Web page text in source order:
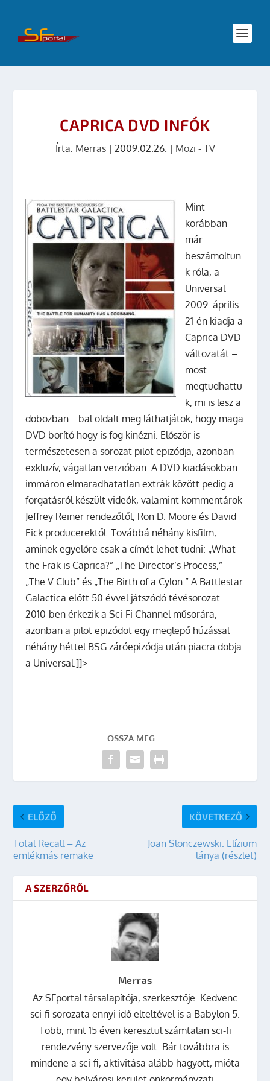
CAPRICA DVD INFÓK
Írta: Merras| 2009.02.26. | Mozi - TV
Mint
korábban
már
beszámoltun
k róla, a
Universal
2009. április
21-én kiadja a
Caprica DVD
változatát –
most
megtudhattu
k, mi is lesz a
dobozban… bal oldalt meg láthatjátok, hogy maga
DVD borító hogy is fog kinézni. Először is
természetesen a sorozat pilot epizódja, azonban
exkluzív, vágatlan verzióban. A DVD kiadásokban
immáron elmaradhatatlan extrák között pedig a
forgatásról készült videók, valamint kommentárok
Jeffrey Reiner rendezőtől, Ron D. Moore és David
Eick producerektől. Továbbá néhány kisfilm,
aminek egyelőre csak a címét lehet tudni: „What
the Frak is Caprica?” „The Director’s Process,”
„The V Club” és „The Birth of a Cylon.” A Battlestar
Galactica előtt 50 évvel játszódó tévésorozat
2010-ben érkezik a Sci-Fi Channel műsorára,
azonban a pilot epizódot egy meglepő húzással
néhány héttel BSG záróepizódja után piacra dobja
a Universal.]]>
OSSZA MEG:
ELŐZŐ
Total Recall – Az
emlékmás remake
KÖVETKEZŐ
Joan Slonczewski: Elízium
lánya (részlet)
A SZERZŐRŐL
Merras
Az SFportal társalapítója, szerkesztője. Kedvenc
sci-fi sorozata ennyi idő elteltével is a Babylon 5.
Több, mint 15 éven keresztül számtalan sci-fi
rendezvény szervezője volt. Bár továbbra is
mindene a sci-fi, aktivitása alább hagyott, mióta